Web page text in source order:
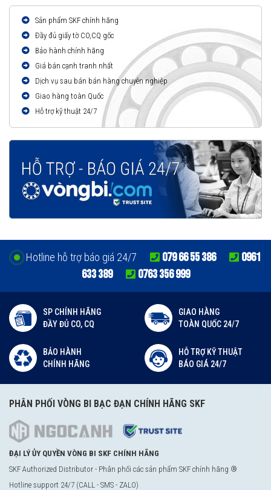
Sản phẩm SKF chính hãng
Đầy đủ giấy tờ CO,CQ gốc
Bảo hành chính hãng
Giá bán cạnh tranh nhất
Dịch vụ sau bán bán hàng chuyên nghiệp
Giao hàng toàn Quốc
Hỗ trợ kỹ thuật 24/7
Hotline hỗ trợ báo giá 24/7 079 66 55 386
0961
633 389
0763 356 999
SP CHÍNH HÃNG
ĐẦY ĐỦ CO, CQ
GIAO HÀNG
TOÀN QUỐC 24/7
BẢO HÀNH
CHÍNH HÃNG
HỖ TRỢ KỸ THUẬT
BÁO GIÁ 24/7
PHÂN PHỐI VÒNG BI BẠC ĐẠN CHÍNH HÃNG SKF
ĐẠI LÝ ỦY QUYỀN VÒNG BI SKF CHÍNH HÃNG
SKF Authorized Distributor - Phân phối các sản phẩm SKF chính hãng ®
Hotline support 24/7 (CALL - SMS - ZALO)